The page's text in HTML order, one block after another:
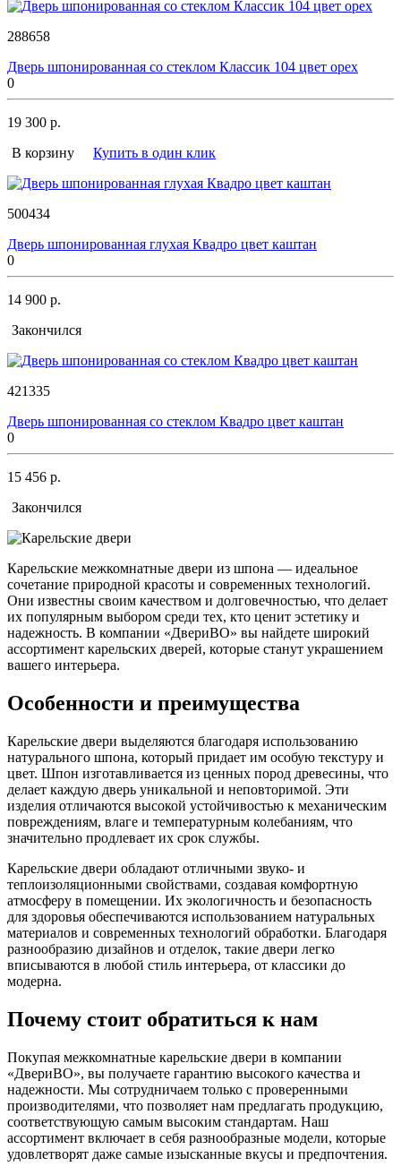
288658
Дверь шпонированная со стеклом Классик 104 цвет орех
0
19 300 р.
В корзину
Купить в один клик
500434
Дверь шпонированная глухая Квадро цвет каштан
0
14 900 р.
Закончился
421335
Дверь шпонированная со стеклом Квадро цвет каштан
0
15 456 р.
Закончился
Карельские межкомнатные двери из шпона — идеальное
сочетание природной красоты и современных технологий.
Они известны своим качеством и долговечностью, что делает
их популярным выбором среди тех, кто ценит эстетику и
надежность. В компании «ДвериВО» вы найдете широкий
ассортимент карельских дверей, которые станут украшением
вашего интерьера.
Особенности и преимущества
Карельские двери выделяются благодаря использованию
натурального шпона, который придает им особую текстуру и
цвет. Шпон изготавливается из ценных пород древесины, что
делает каждую дверь уникальной и неповторимой. Эти
изделия отличаются высокой устойчивостью к механическим
повреждениям, влаге и температурным колебаниям, что
значительно продлевает их срок службы.
Карельские двери обладают отличными звуко- и
теплоизоляционными свойствами, создавая комфортную
атмосферу в помещении. Их экологичность и безопасность
для здоровья обеспечиваются использованием натуральных
материалов и современных технологий обработки. Благодаря
разнообразию дизайнов и отделок, такие двери легко
вписываются в любой стиль интерьера, от классики до
модерна.
Почему стоит обратиться к нам
Покупая межкомнатные карельские двери в компании
«ДвериВО», вы получаете гарантию высокого качества и
надежности. Мы сотрудничаем только с проверенными
производителями, что позволяет нам предлагать продукцию,
соответствующую самым высоким стандартам. Наш
ассортимент включает в себя разнообразные модели, которые
удовлетворят даже самые изысканные вкусы и предпочтения.